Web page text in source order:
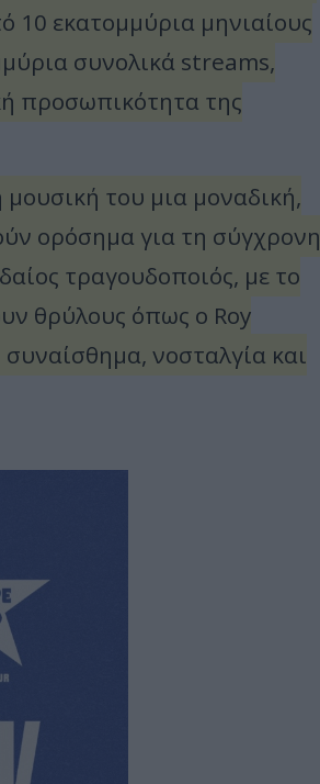
εκατομμύρια μηνιαίους
συνολικά streams,
προσωπικότητα της
του μια μοναδική,
ορόσημα για τη σύγχρονη
τραγουδοποιός, με το
θρύλους όπως ο Roy
νοσταλγία και